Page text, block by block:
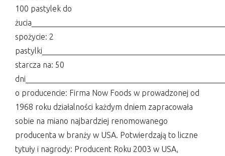
100 pastylek do
spożycie: 2
starcza na: 50
o producencie: Firma Now Foods w prowadzonej od
1968 roku działalności każdym dniem zapracowała
sobie na miano najbardziej renomowanego
producenta w branży w USA. Potwierdzają to liczne
tytuły i nagrody: Producent Roku 2003 w USA,